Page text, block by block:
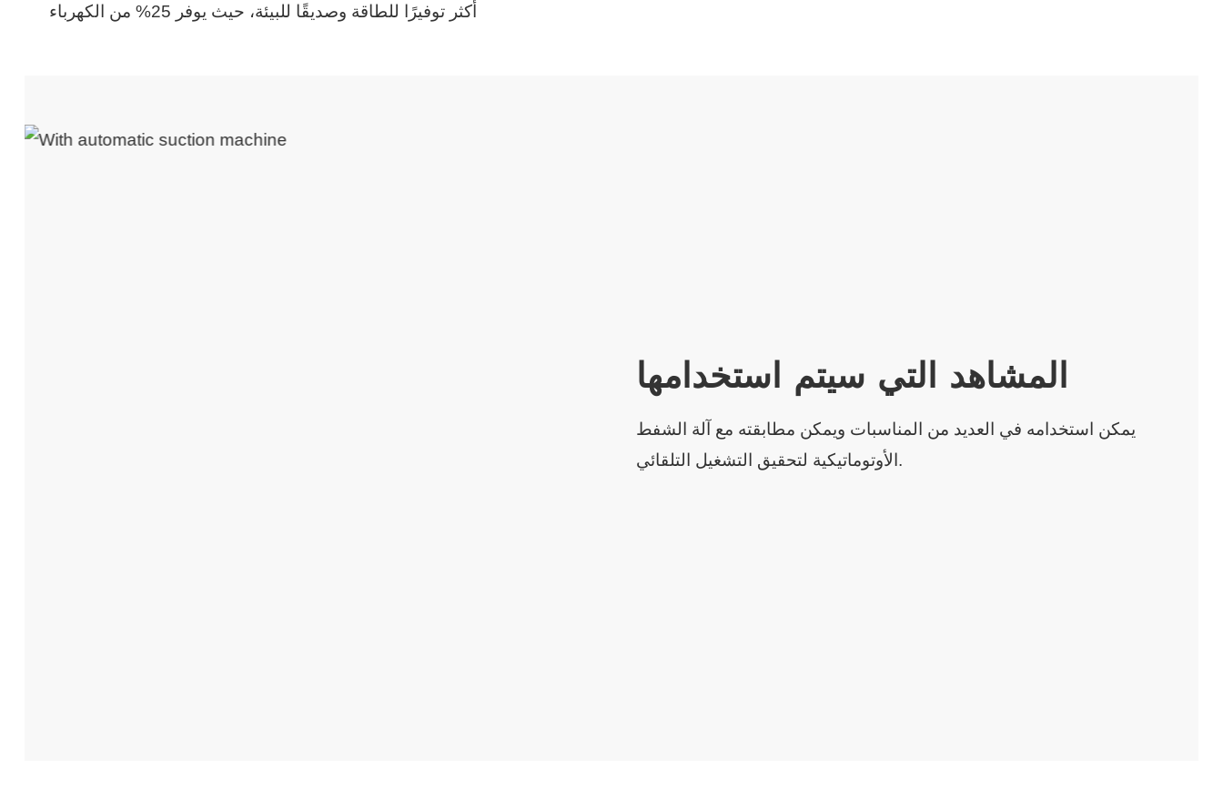
أكثر توفيرًا للطاقة وصديقًا للبيئة، حيث يوفر 25% من الكهرباء
المشاهد التي سيتم استخدامها
يمكن استخدامه في العديد من المناسبات ويمكن مطابقته مع آلة الشفط
الأوتوماتيكية لتحقيق التشغيل التلقائي.